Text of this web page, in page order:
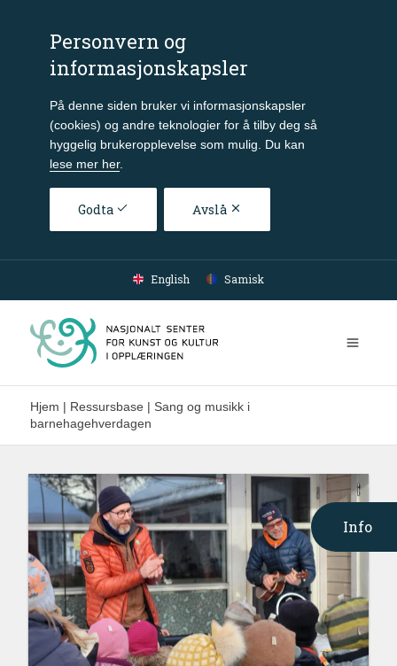
Personvern og
informasjonskapsler
På denne siden bruker vi informasjonskapsler
(cookies) og andre teknologier for å tilby deg så
hyggelig brukeropplevelse som mulig. Du kan
lese mer her.
Godta Avslå
Gå til hovedinnhold
English Samisk
Hjem | Ressursbase | Sang og musikk i
barnehagehverdagen
Info